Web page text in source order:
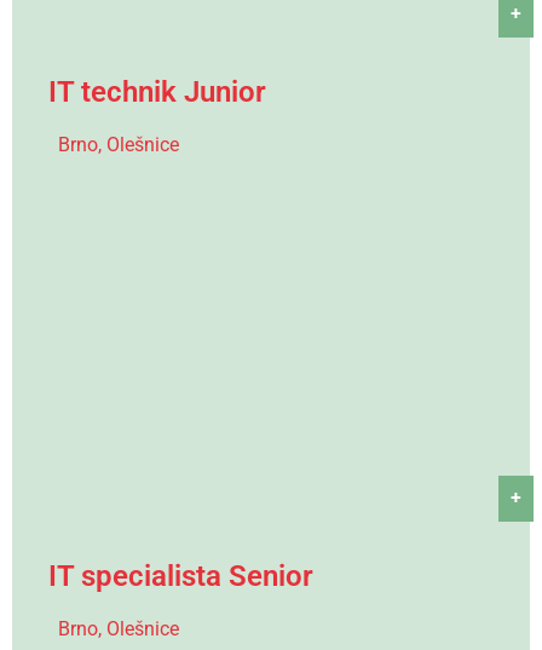
+
IT technik Junior
Brno, Olešnice
+
IT specialista Senior
Brno, Olešnice